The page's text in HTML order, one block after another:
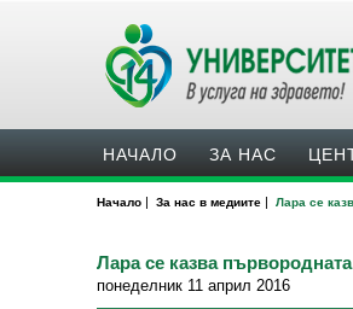
НАЧАЛО ЗА НАС
Начало | За нас в медиите | Лара се
Лара се казва
понеделник 11 април 2016